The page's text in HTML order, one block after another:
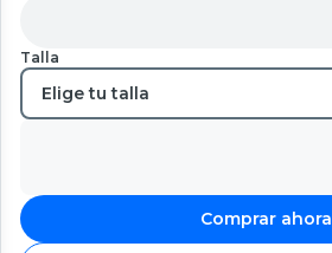
Talla
Comprar ahora